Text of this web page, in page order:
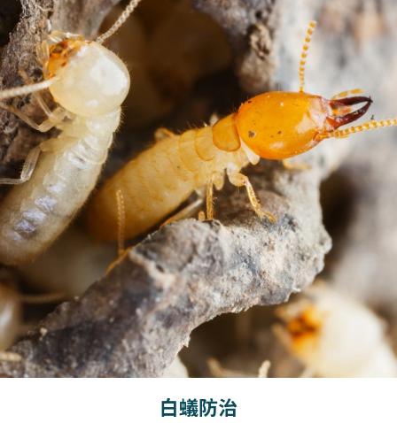
白蟻防治